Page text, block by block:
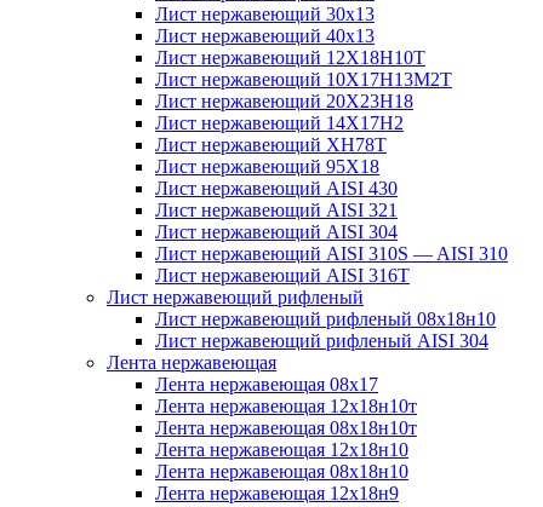
Лист нержавеющий 30х13
Лист нержавеющий 40х13
Лист нержавеющий 12Х18Н10Т
Лист нержавеющий 10Х17Н13М2T
Лист нержавеющий 20Х23Н18
Лист нержавеющий 14Х17Н2
Лист нержавеющий ХН78Т
Лист нержавеющий 95Х18
Лист нержавеющий AISI 430
Лист нержавеющий AISI 321
Лист нержавеющий AISI 304
Лист нержавеющий AISI 310S — AISI 310
Лист нержавеющий AISI 316T
Лист нержавеющий рифленый
Лист нержавеющий рифленый 08х18н10
Лист нержавеющий рифленый AISI 304
Лента нержавеющая
Лента нержавеющая 08х17
Лента нержавеющая 12х18н10т
Лента нержавеющая 08х18н10т
Лента нержавеющая 12х18н10
Лента нержавеющая 08х18н10
Лента нержавеющая 12х18н9